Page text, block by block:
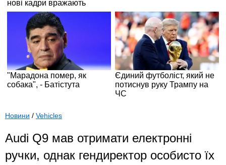
Новини / Vehicles
Audi Q9 мав отримати електронні
ручки, однак гендиректор особисто їх